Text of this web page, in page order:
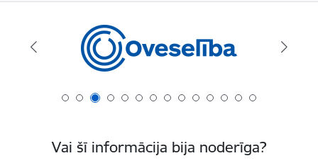
Vai šī informācija bija noderīga?